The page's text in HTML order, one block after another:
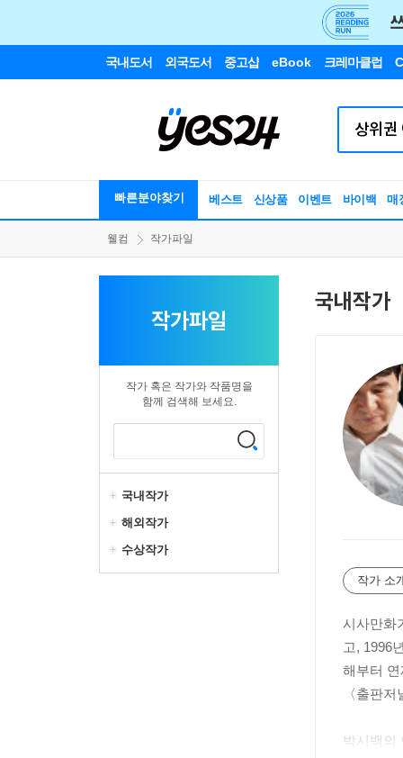
국내도서 외국도서 중고샵 eBook 크레마클럽
빠른분야찾기 베스트 신상품 이벤트 바이백 매
웰컴 작가파일
작가파일
작가 혹은 작가와 작품명을
함께 검색해 보세요.
국내작가
해외작가
수상작가
국내작가
작가 소
시사만화
고, 1996
해부터
〈출판
박시백의